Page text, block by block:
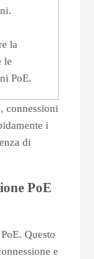
la
le
PoE.
connessioni
i
di
PoE
Questo
e